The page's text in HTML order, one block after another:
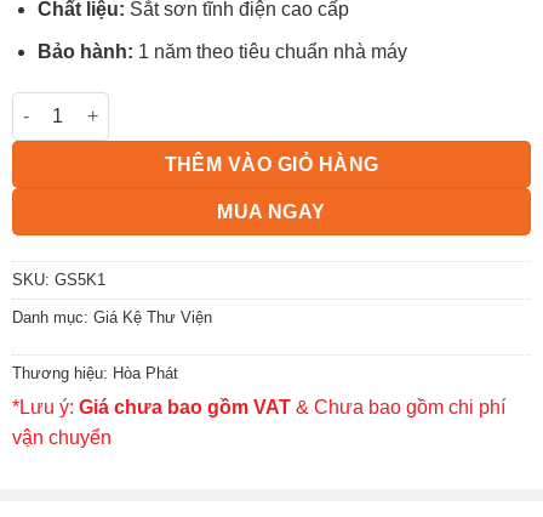
Chất liệu: Sắt sơn tĩnh điện cao cấp
Bảo hành: 1 năm theo tiêu chuẩn nhà máy
Giá thư viện GS5K1 số lượng
THÊM VÀO GIỎ HÀNG
MUA NGAY
SKU: GS5K1
Danh mục: Giá Kệ Thư Viện
Thương hiệu: Hòa Phát
*Lưu ý: Giá chưa bao gồm VAT & Chưa bao gồm chi phí
vận chuyển